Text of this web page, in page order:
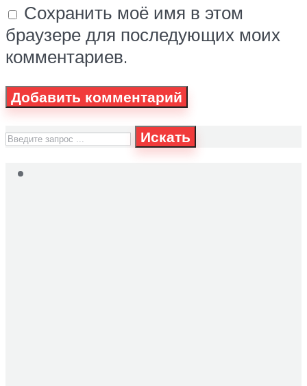
Сохранить моё имя в этом
браузере для последующих моих
комментариев.
Искать